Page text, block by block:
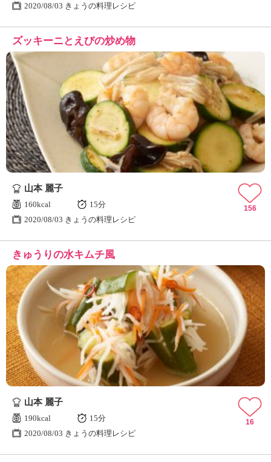
2020/08/03 きょうの料理レシピ
ズッキーニとえびの炒め物
山本 麗子
160kcal
15分
2020/08/03 きょうの料理レシピ
156
きゅうりの水キムチ風
山本 麗子
190kcal
15分
2020/08/03 きょうの料理レシピ
16